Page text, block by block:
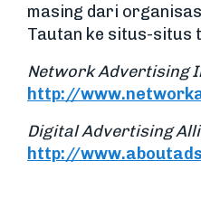
masing dari
Tautan ke situs-situs
Network Advertising
http://
Digital Advertising
http://